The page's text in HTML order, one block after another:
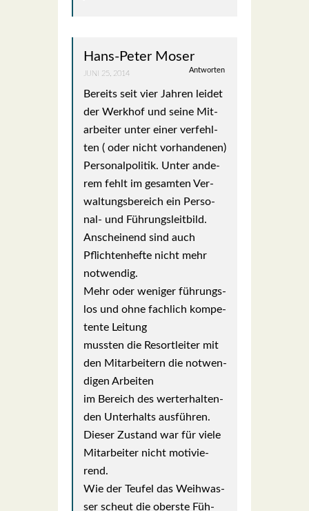
Hans-Peter Moser
Antworten
JUNI 25, 2014
Bereits seit vier Jah­ren lei­det
der Werk­hof und sei­ne Mit­
ar­bei­ter unter einer ver­fehl­
ten ( oder nicht vor­han­de­nen)
Per­so­nal­po­li­tik. Unter ande­
rem fehlt im gesam­ten Ver­
wal­tungs­be­reich ein Per­so­
nal- und Füh­rungs­leit­bild.
Anschei­nend sind auch
Pflich­ten­hef­te nicht mehr
not­wen­dig.
Mehr oder weni­ger füh­rungs­
los und ohne fach­lich kom­pe­
ten­te Lei­tung
muss­ten die Resort­lei­ter mit
den Mit­ar­bei­tern die not­wen­
di­gen Arbei­ten
im Bereich des wert­erhal­ten­
den Unter­halts aus­füh­ren.
Die­ser Zustand war für vie­le
Mit­ar­bei­ter nicht moti­vie­
rend.
Wie der Teu­fel das Weih­was­
ser scheut die obers­te Füh­